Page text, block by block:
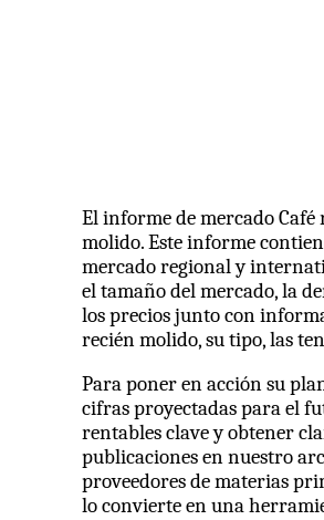
El informe de mercado
molido. Este informe
mercado regional y
el tamaño del mercado, la
los precios junto con
recién molido, su tipo, las
Para poner en acción su
cifras proyectadas para el
rentables clave y obtener
publicaciones en nuestro
proveedores de materias
lo convierte en una